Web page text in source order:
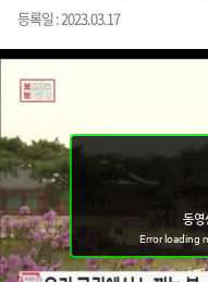
등록일 : 2023.03.17